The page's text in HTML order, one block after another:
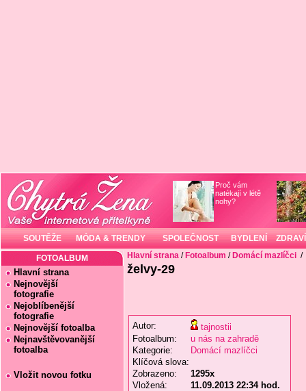
Proč vám
natékají v létě
nohy?
SOUTĚŽE MÓDA & TRENDY SPOLEČNOST BYDLENÍ ZDRAVÍ
FOTOALBUM
Hlavní strana
Nejnovější
fotografie
Nejoblíbenější
fotografie
Nejnovější fotoalba
Nejnavštěvovanější
fotoalba
Vložit novou fotku
Hlavní strana / Fotoalbum / Domácí mazlíčci /
želvy-29
Autor:
tajnostii
Fotoalbum:
u nás na zahradě
Kategorie:
Domácí mazlíčci
Klíčová slova:
Zobrazeno:
1295x
Vložená:
11.09.2013 22:34 hod.